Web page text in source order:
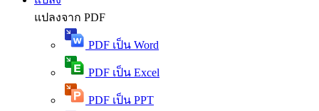
แปลงจาก PDF
PDF เป็น Word
PDF เป็น Excel
PDF เป็น PPT